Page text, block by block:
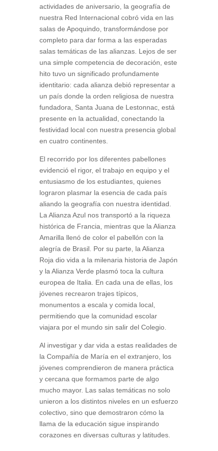
actividades de aniversario, la geografía de
nuestra Red Internacional cobró vida en las
salas de Apoquindo, transformándose por
completo para dar forma a las esperadas
salas temáticas de las alianzas. Lejos de ser
una simple competencia de decoración, este
hito tuvo un significado profundamente
identitario: cada alianza debió representar a
un país donde la orden religiosa de nuestra
fundadora, Santa Juana de Lestonnac, está
presente en la actualidad, conectando la
festividad local con nuestra presencia global
en cuatro continentes.
El recorrido por los diferentes pabellones
evidenció el rigor, el trabajo en equipo y el
entusiasmo de los estudiantes, quienes
lograron plasmar la esencia de cada país
aliando la geografía con nuestra identidad.
La Alianza Azul nos transportó a la riqueza
histórica de Francia, mientras que la Alianza
Amarilla llenó de color el pabellón con la
alegría de Brasil. Por su parte, la Alianza
Roja dio vida a la milenaria historia de Japón
y la Alianza Verde plasmó toca la cultura
europea de Italia. En cada una de ellas, los
jóvenes recrearon trajes típicos,
monumentos a escala y comida local,
permitiendo que la comunidad escolar
viajara por el mundo sin salir del Colegio.
Al investigar y dar vida a estas realidades de
la Compañía de María en el extranjero, los
jóvenes comprendieron de manera práctica
y cercana que formamos parte de algo
mucho mayor. Las salas temáticas no solo
unieron a los distintos niveles en un esfuerzo
colectivo, sino que demostraron cómo la
llama de la educación sigue inspirando
corazones en diversas culturas y latitudes.